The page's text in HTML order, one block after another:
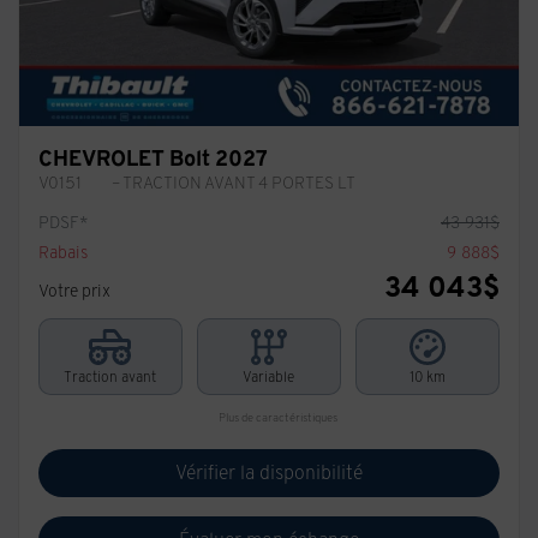
CHEVROLET Bolt 2027
V0151
– TRACTION AVANT 4 PORTES LT
PDSF*
43 931$
Rabais
9 888$
Votre prix
34 043$
Traction avant Variable 10 km
Plus de caractéristiques
Vérifier la disponibilité